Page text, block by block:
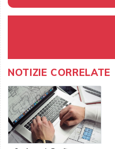
NOTIZIE CORRELATE